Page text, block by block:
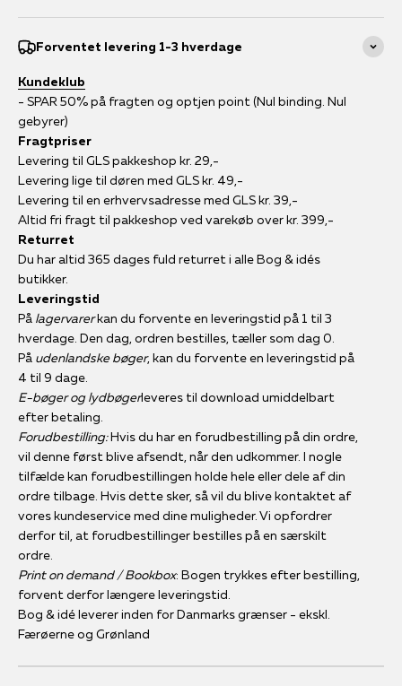
Forventet levering 1-3 hverdage
Kundeklub
- SPAR 50% på fragten og optjen point (Nul binding. Nul
gebyrer)
Fragtpriser
Levering til GLS pakkeshop kr. 29,-
Levering lige til døren med GLS kr. 49,-
Levering til en erhvervsadresse med GLS kr. 39,-
Altid fri fragt til pakkeshop ved varekøb over kr. 399,-
Returret
Du har altid 365 dages fuld returret i alle Bog & idés
butikker.
Leveringstid
På lagervarerkan du forvente en leveringstid på 1 til 3
hverdage. Den dag, ordren bestilles, tæller som dag 0.
På udenlandske bøger, kan du forvente en leveringstid på
4 til 9 dage.
E-bøger og lydbøgerleveres til download umiddelbart
efter betaling.
Forudbestilling:Hvis du har en forudbestilling på din ordre,
vil denne først blive afsendt, når den udkommer. I nogle
tilfælde kan forudbestillingen holde hele eller dele af din
ordre tilbage. Hvis dette sker, så vil du blive kontaktet af
vores kundeservice med dine muligheder. Vi opfordrer
derfor til, at forudbestillinger bestilles på en særskilt
ordre.
Print on demand / Bookbox: Bogen trykkes efter bestilling,
forvent derfor længere leveringstid.
Bog & idé leverer inden for Danmarks grænser - ekskl.
Færøerne og Grønland